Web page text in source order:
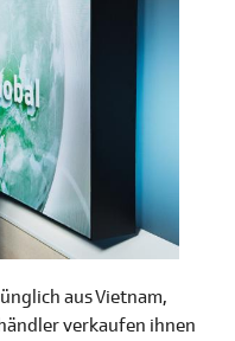
aus Vietnam,
verkaufen ihnen